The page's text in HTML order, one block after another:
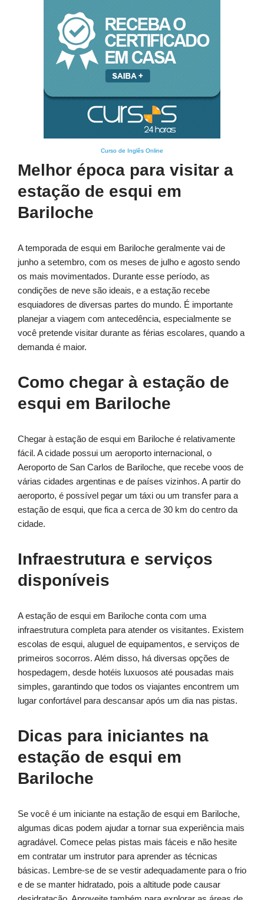
Curso de Inglês Online
Melhor época para visitar a
estação de esqui em
Bariloche
A temporada de esqui em Bariloche geralmente vai de
junho a setembro, com os meses de julho e agosto sendo
os mais movimentados. Durante esse período, as
condições de neve são ideais, e a estação recebe
esquiadores de diversas partes do mundo. É importante
planejar a viagem com antecedência, especialmente se
você pretende visitar durante as férias escolares, quando a
demanda é maior.
Como chegar à estação de
esqui em Bariloche
Chegar à estação de esqui em Bariloche é relativamente
fácil. A cidade possui um aeroporto internacional, o
Aeroporto de San Carlos de Bariloche, que recebe voos de
várias cidades argentinas e de países vizinhos. A partir do
aeroporto, é possível pegar um táxi ou um transfer para a
estação de esqui, que fica a cerca de 30 km do centro da
cidade.
Infraestrutura e serviços
disponíveis
A estação de esqui em Bariloche conta com uma
infraestrutura completa para atender os visitantes. Existem
escolas de esqui, aluguel de equipamentos, e serviços de
primeiros socorros. Além disso, há diversas opções de
hospedagem, desde hotéis luxuosos até pousadas mais
simples, garantindo que todos os viajantes encontrem um
lugar confortável para descansar após um dia nas pistas.
Dicas para iniciantes na
estação de esqui em
Bariloche
Se você é um iniciante na estação de esqui em Bariloche,
algumas dicas podem ajudar a tornar sua experiência mais
agradável. Comece pelas pistas mais fáceis e não hesite
em contratar um instrutor para aprender as técnicas
básicas. Lembre-se de se vestir adequadamente para o frio
e de se manter hidratado, pois a altitude pode causar